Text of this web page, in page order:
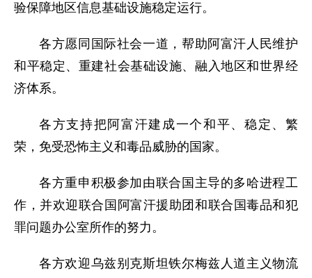
验保障地区信息基础设施稳定运行。
各方愿同国际社会一道，帮助阿富汗人民维护
和平稳定、重建社会基础设施、融入地区和世界经
济体系。
各方支持把阿富汗建成一个和平、稳定、繁
荣，免受恐怖主义和毒品威胁的国家。
各方重申积极参加由联合国主导的多哈进程工
作，并欢迎联合国阿富汗援助团和联合国毒品和犯
罪问题办公室所作的努力。
各方欢迎乌兹别克斯坦铁尔梅兹人道主义物流